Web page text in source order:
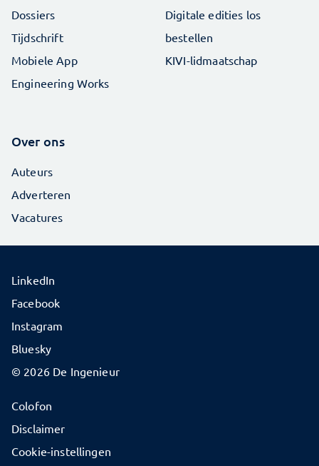
Dossiers
Tijdschrift
Mobiele App
Engineering Works
Digitale edities los
bestellen
KIVI-lidmaatschap
Over ons
Auteurs
Adverteren
Vacatures
© 2026 De Ingenieur
Colofon
Disclaimer
Cookie-instellingen
LinkedIn
Facebook
Instagram
Bluesky